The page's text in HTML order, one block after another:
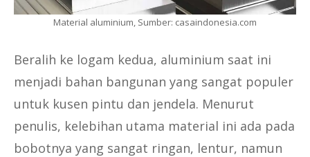
Material aluminium, Sumber: casaindonesia.com
Beralih ke logam kedua, aluminium saat ini
menjadi bahan bangunan yang sangat populer
untuk kusen pintu dan jendela. Menurut
penulis, kelebihan utama material ini ada pada
bobotnya yang sangat ringan, lentur, namun